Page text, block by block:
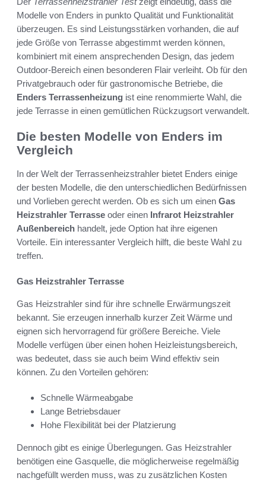
Modelle von Enders in punkto Qualität und Funktionalität
überzeugen. Es sind Leistungsstärken vorhanden, die auf
jede Größe von Terrasse abgestimmt werden können,
kombiniert mit einem ansprechenden Design, das jedem
Outdoor-Bereich einen besonderen Flair verleiht. Ob für den
Privatgebrauch oder für gastronomische Betriebe, die
Enders Terrassenheizung ist eine renommierte Wahl, die
jede Terrasse in einen gemütlichen Rückzugsort verwandelt.
Die besten Modelle von Enders im
Vergleich
In der Welt der Terrassenheizstrahler bietet Enders einige
der besten Modelle, die den unterschiedlichen Bedürfnissen
und Vorlieben gerecht werden. Ob es sich um einen Gas
Heizstrahler Terrasse oder einen Infrarot Heizstrahler
Außenbereich handelt, jede Option hat ihre eigenen
Vorteile. Ein interessanter Vergleich hilft, die beste Wahl zu
treffen.
Gas Heizstrahler Terrasse
Gas Heizstrahler sind für ihre schnelle Erwärmungszeit
bekannt. Sie erzeugen innerhalb kurzer Zeit Wärme und
eignen sich hervorragend für größere Bereiche. Viele
Modelle verfügen über einen hohen Heizleistungsbereich,
was bedeutet, dass sie auch beim Wind effektiv sein
können. Zu den Vorteilen gehören:
Schnelle Wärmeabgabe
Lange Betriebsdauer
Hohe Flexibilität bei der Platzierung
Dennoch gibt es einige Überlegungen. Gas Heizstrahler
benötigen eine Gasquelle, die möglicherweise regelmäßig
nachgefüllt werden muss, was zu zusätzlichen Kosten